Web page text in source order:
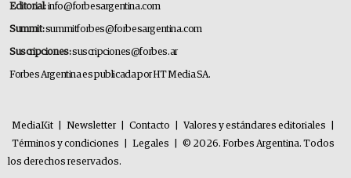
Editorial:info@forbesargentina.com
Summit:summitforbes@forbesargentina.com
Suscripciones:suscripciones@forbes.ar
Forbes Argentina es publicada por HT Media SA.
MediaKit Newsletter Contacto Valores y estándares editoriales
Términos y condiciones
Legales
© 2026. Forbes Argentina. Todos
los derechos reservados.